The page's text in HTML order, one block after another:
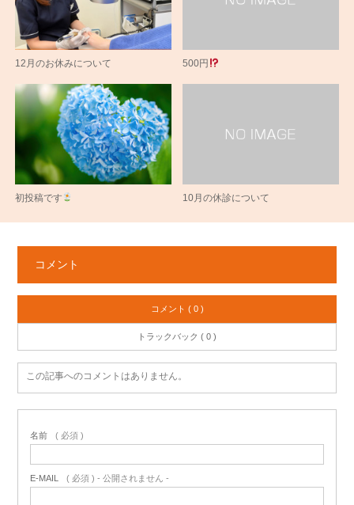
12月のお休みについて 500円
初投稿です 10月の休診について
コメント
コメント ( 0 )
トラックバック ( 0 )
この記事へのコメントはありません。
名前 ( 必須 )
E-MAIL ( 必須 ) - 公開されません -